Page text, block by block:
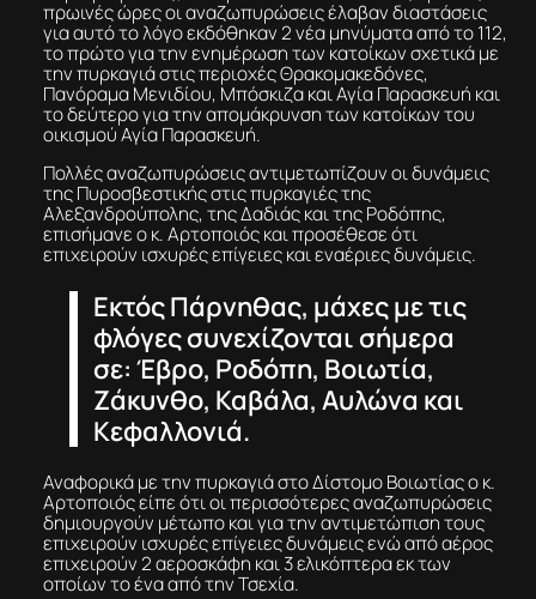
πρωινές ώρες οι αναζωπυρώσεις έλαβαν διαστάσεις
για αυτό το λόγο εκδόθηκαν 2 νέα μηνύματα από το 112,
το πρώτο για την ενημέρωση των κατοίκων σχετικά με
την πυρκαγιά στις περιοχές Θρακομακεδόνες,
Πανόραμα Μενιδίου, Μπόσκιζα και Αγία Παρασκευή και
το δεύτερο για την απομάκρυνση των κατοίκων του
οικισμού Αγία Παρασκευή.
Πολλές αναζωπυρώσεις αντιμετωπίζουν οι δυνάμεις
της Πυροσβεστικής στις πυρκαγιές της
Αλεξανδρούπολης, της Δαδιάς και της Ροδόπης,
επισήμανε ο κ. Αρτοποιός και προσέθεσε ότι
επιχειρούν ισχυρές επίγειες και εναέριες δυνάμεις.
Εκτός Πάρνηθας, μάχες με τις
φλόγες συνεχίζονται σήμερα
σε: Έβρο, Ροδόπη, Βοιωτία,
Ζάκυνθο, Καβάλα, Αυλώνα και
Κεφαλλονιά.
Αναφορικά με την πυρκαγιά στο Δίστομο Βοιωτίας ο κ.
Αρτοποιός είπε ότι οι περισσότερες αναζωπυρώσεις
δημιουργούν μέτωπο και για την αντιμετώπιση τους
επιχειρούν ισχυρές επίγειες δυνάμεις ενώ από αέρος
επιχειρούν 2 αεροσκάφη και 3 ελικόπτερα εκ των
οποίων το ένα από την Τσεχία.